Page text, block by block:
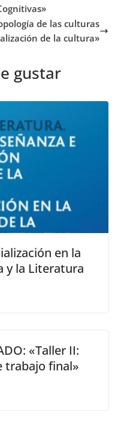
de las culturas
de la cultura»
gustar
en la
y la Literatura
«Taller II:
trabajo final»